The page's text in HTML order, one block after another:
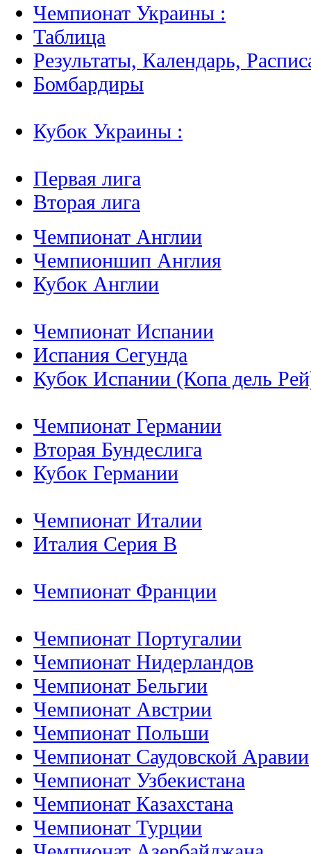
Чемпионат Украины :
Таблица
Результаты, Календарь,
Бомбардиры
Кубок Украины :
Первая лига
Вторая лига
Чемпионат Англии
Чемпионшип Англия
Кубок Англии
Чемпионат Испании
Испания Сегунда
Кубок Испании (Копа дель
Чемпионат Германии
Вторая Бундеслига
Кубок Германии
Чемпионат Италии
Италия Серия B
Чемпионат Франции
Чемпионат Португалии
Чемпионат Нидерландов
Чемпионат Бельгии
Чемпионат Австрии
Чемпионат Польши
Чемпионат Саудовской Аравии
Чемпионат Узбекистана
Чемпионат Казахстана
Чемпионат Турции